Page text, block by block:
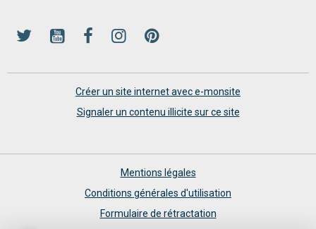
Créer un site internet avec e-monsite
Signaler un contenu illicite sur ce site
Mentions légales
Conditions générales d'utilisation
Formulaire de rétractation